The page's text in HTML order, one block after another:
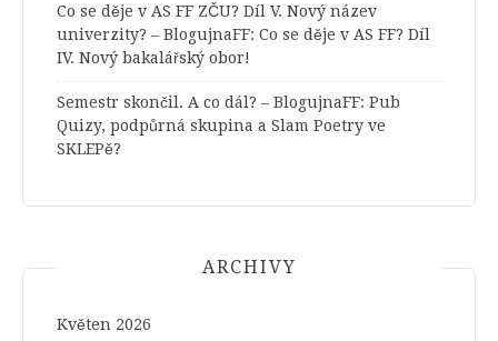
Co se děje v AS FF ZČU? Díl V. Nový název
univerzity? – BlogujnaFF: Co se děje v AS FF? Díl
IV. Nový bakalářský obor!
Semestr skončil. A co dál? – BlogujnaFF: Pub
Quizy, podpůrná skupina a Slam Poetry ve
SKLEPě?
ARCHIVY
Květen 2026